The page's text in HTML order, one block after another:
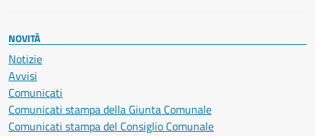
NOVITÀ
Notizie
Avvisi
Comunicati
Comunicati stampa della Giunta Comunale
Comunicati stampa del Consiglio Comunale